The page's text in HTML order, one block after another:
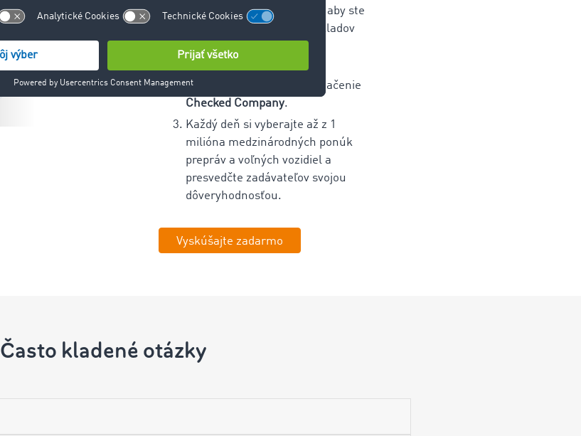
Road Freight Marketplace, aby ste
získali prístup k Burze nákladov
Nahrajte svoje firemné
dokumenty, nechajte ich
skontrolovať a získajte označenie
Checked Company.
Každý deň si vyberajte až z 1
milióna medzinárodných ponúk
prepráv a voľných vozidiel a
presvedčte zadávateľov svojou
dôveryhodnosťou.
Vyskúšajte zadarmo
Často kladené otázky